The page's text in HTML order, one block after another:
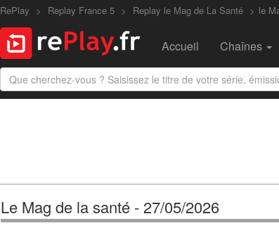
RePlay Replay France 5 Replay le Mag de La Santé le
Accueil Chaînes
Le Mag de la santé - 27/05/2026